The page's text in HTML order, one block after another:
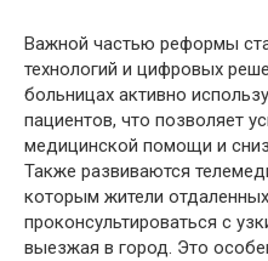
Важной частью реформы
технологий и цифровых
больницах активно
пациентов, что позволяет
медицинской помощи и
Также развиваются
которым жители
проконсультироваться с
выезжая в город. Это